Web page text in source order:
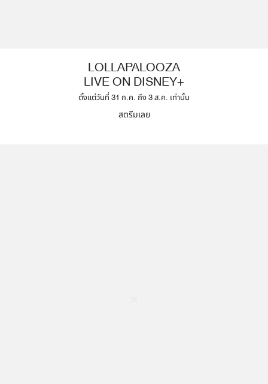
LOLLAPALOOZA
LIVE ON DISNEY+
ตั้งแต่วันที่ 31 ก.ค. ถึง 3 ส.ค. เท่านั้น
สตรีมเลย